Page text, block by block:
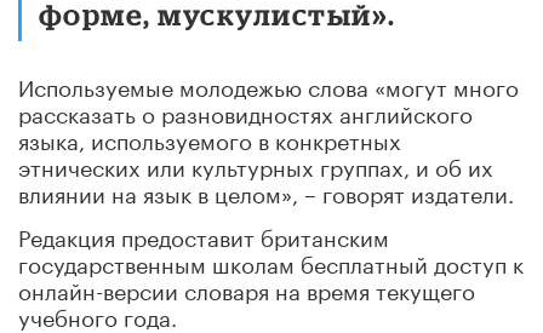
форме, мускулистый».
Используемые молодежью слова «могут много
рассказать о разновидностях английского
языка, используемого в конкретных
этнических или культурных группах, и об их
влиянии на язык в целом», – говорят издатели.
Редакция предоставит британским
государственным школам бесплатный доступ к
онлайн-версии словаря на время текущего
учебного года.